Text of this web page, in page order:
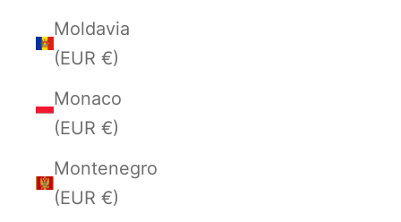
Moldavia
(EUR €)
Monaco
(EUR €)
Montenegro
(EUR €)